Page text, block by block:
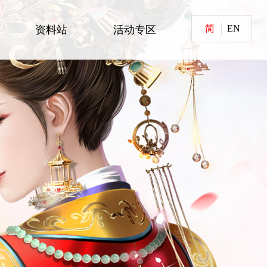
简 EN
资料站 活动专区